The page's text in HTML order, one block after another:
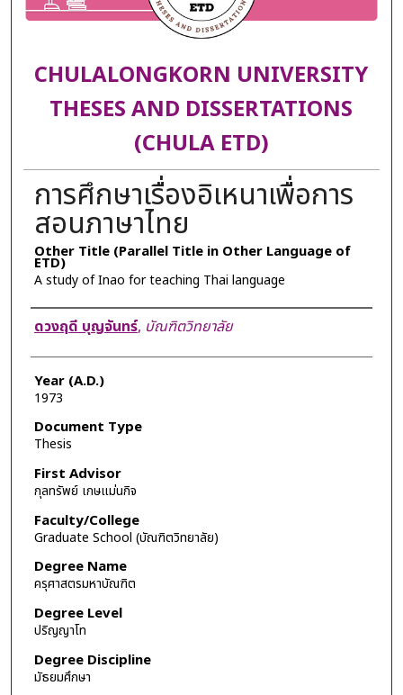
CHULALONGKORN UNIVERSITY
THESES AND DISSERTATIONS
(CHULA ETD)
การศึกษาเรื่องอิเหนาเพื่อการ
สอนภาษาไทย
Other Title (Parallel Title in Other Language of
ETD)
A study of Inao for teaching Thai language
Author
ดวงฤดี บุญจันทร์, บัณฑิตวิทยาลัย
Year (A.D.)
1973
Document Type
Thesis
First Advisor
กุลทรัพย์ เกษแม่นกิจ
Faculty/College
Graduate School (บัณฑิตวิทยาลัย)
Degree Name
ครุศาสตรมหาบัณฑิต
Degree Level
ปริญญาโท
Degree Discipline
มัธยมศึกษา